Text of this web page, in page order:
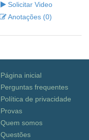
Solicitar Video
Anotações (0)
Página inicial
Perguntas frequentes
Política de privacidade
Provas
Quem somos
Questões